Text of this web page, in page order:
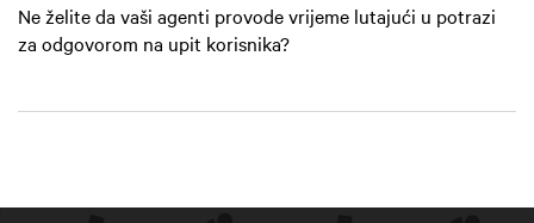
Ne želite da vaši agenti provode vrijeme lutajući u potrazi
za odgovorom na upit korisnika?